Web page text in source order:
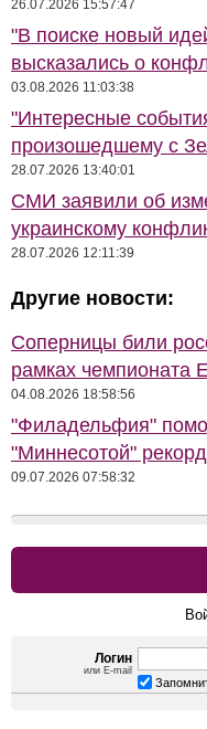
26.07.2026 15:57:47
"В поиске новый
высказались о
03.08.2026 11:03:38
"Интересные
произошедшему с
28.07.2026 13:40:01
СМИ заявили об
украинскому
28.07.2026 12:11:39
Другие новости:
Соперницы били
рамках чемпионата
04.08.2026 18:58:56
"Филадельфия"
"Миннесотой"
09.07.2026 07:58:32
Логин
или E-mail